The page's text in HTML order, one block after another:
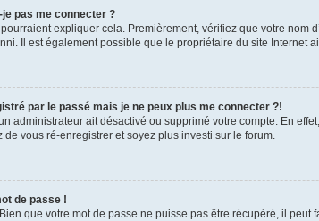
je pas me connecter ?
expliquer cela. Premièrement, vérifiez que votre nom
Il est également possible que le propriétaire du site Internet
par le passé mais je ne peux plus me connecter ?!
administrateur ait désactivé ou supprimé votre compte. En
de vous ré-enregistrer et soyez plus investi sur le forum.
de passe !
que votre mot de passe ne puisse pas être récupéré, il